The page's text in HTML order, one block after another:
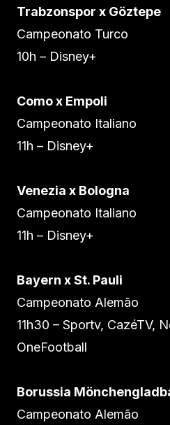
Trabzonspor x Göztepe
Campeonato Turco
10h – Disney+
Como x Empoli
Campeonato Italiano
11h – Disney+
Venezia x Bologna
Campeonato Italiano
11h – Disney+
Bayern x St. Pauli
Campeonato Alemão
11h30 – Sportv, CazéTV,
OneFootball
Borussia
Campeonato Alemão